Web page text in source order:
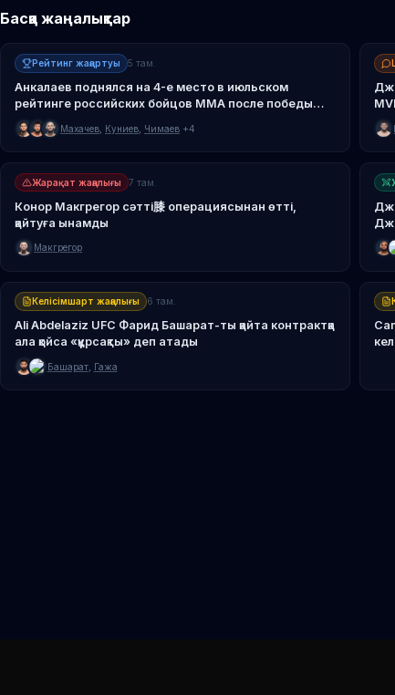
Басқа жаңалықтар
Рейтинг жаңартуы 5 там.
Анкалаев поднялся на 4-е место в июльском
рейтинге российских бойцов MMA после победы
над Гусковым
Махачев, Куниев, Чимаев+4
Жарақат жаңалығы 7 там.
Конор Макгрегор сәтті膝 операциясынан өтті,
қайтуға ынамды
Макгрегор
Келісімшарт жаңалығы 6 там.
Ali Abdelaziz UFC Фарид Башарат-ты қайта контрактқа
ала қойса «құрсақты» деп атады
Башарат, Гажа